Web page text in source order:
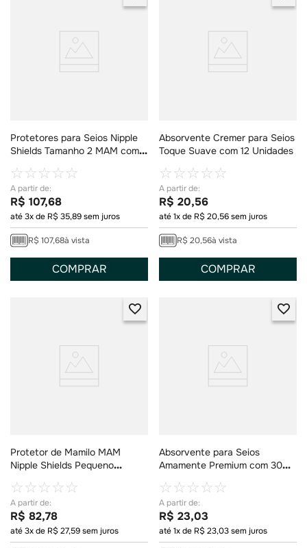
Protetores para Seios Nipple
Shields Tamanho 2 MAM com 2
☆☆☆☆☆
R$ 107,68
até3x de R$35,89sem juros
R$ 107,68à vista
COMPRAR
Absorvente Cremer para Seios
Toque Suave com 12 Unidades
☆☆☆☆☆
R$ 20,56
até1x de R$20,56sem juros
R$ 20,56à vista
COMPRAR
Protetor de Mamilo MAM
Nipple Shields Pequeno
☆☆☆☆☆
R$ 82,78
até3x de R$27,59sem juros
Absorvente para Seios
Amamente Premium com 30
☆☆☆☆☆
R$ 23,03
até1x de R$23,03sem juros